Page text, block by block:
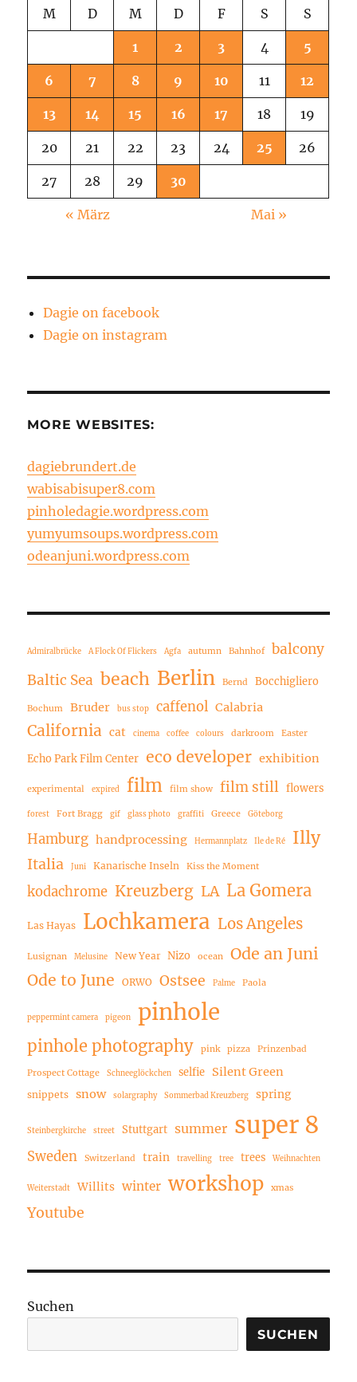
M D M D F S S
1 2 3 4 5
6 7 8 9 10 11 12
13 14 15 16 17 18 19
20 21 22 23 24 25 26
27 28 29 30
« März Mai »
Dagie on facebook
Dagie on instagram
MORE WEBSITES:
dagiebrundert.de
wabisabisuper8.com
pinholedagie.wordpress.com
yumyumsoups.wordpress.com
odeanjuni.wordpress.com
Admiralbrücke A Flock Of Flickers Agfa autumn Bahnhof
balcony
Baltic Sea beach Berlin Bernd Bocchigliero
Bochum Bruder bus stop caffenol Calabria
California cat cinema coffee colours darkroom Easter
Echo Park Film Center eco developer exhibition
experimental expired film film show film still flowers
forest Fort Bragg gif glass photo graffiti Greece Göteborg
Hamburg handprocessing Hermannplatz Ile de Ré Illy
Italia Juni Kanarische Inseln Kiss the Moment
kodachrome Kreuzberg LA La Gomera
Las Hayas Lochkamera Los Angeles
Lusignan Melusine New Year Nizo ocean
Ode an Juni
Ode to June
ORWO Ostsee Palme Paola
peppermint camera pigeon pinhole
pinhole photography pink pizza Prinzenbad
Prospect Cottage Schneeglöckchen selfie Silent Green
snippets snow solargraphy Sommerbad Kreuzberg spring
Steinbergkirche street Stuttgart summer super 8
Sweden Switzerland train travelling tree trees Weihnachten
Weiterstadt Willits winter workshop xmas
Youtube
Suchen
SUCHEN